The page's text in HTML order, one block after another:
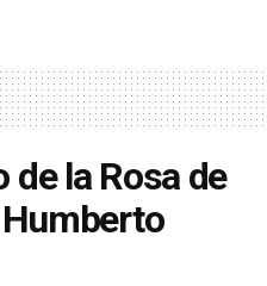
de la Rosa de